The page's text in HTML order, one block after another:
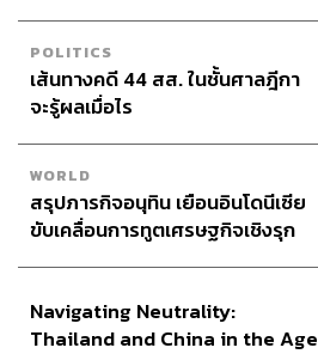
POLITICS
เส้นทางคดี 44 สส. ในชั้นศาลฎีกา
จะรู้ผลเมื่อไร
WORLD
สรุปภารกิจอนุทิน เยือนอินโดนีเซีย
ขับเคลื่อนการทูตเศรษฐกิจเชิงรุก
Navigating Neutrality:
Thailand and China in the Age